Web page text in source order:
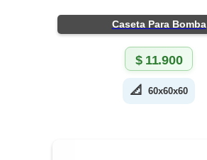
Caseta Para Bomba
$11.900
📐 60x60x60